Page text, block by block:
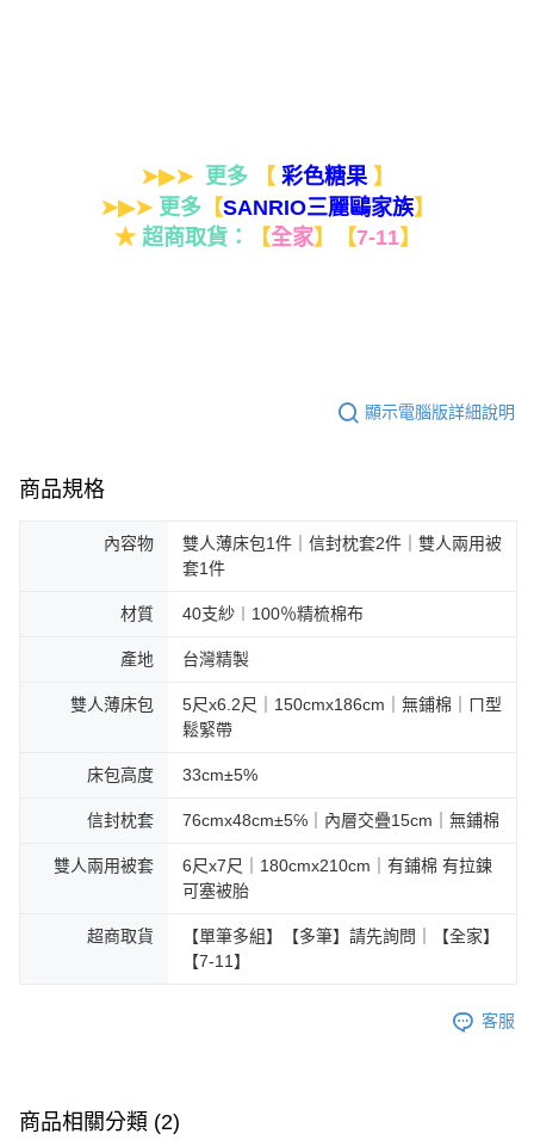
➤▶➤ 更多 【 彩色糖果 】
➤▶➤ 更多【SANRIO三麗鷗家族】
★ 超商取貨： 【全家】 【7-11】
顯示電腦版詳細說明
商品規格
內容物
雙人薄床包1件｜信封枕套2件｜雙人兩用被
套1件
材質 40支紗︱100％精梳棉布
產地 台灣精製
雙人薄床包
5尺x6.2尺｜150cmx186cm｜無鋪棉｜ㄇ型
鬆緊帶
床包高度 33cm±5%
信封枕套 76cmx48cm±5℅｜內層交疊15cm｜無鋪棉
雙人兩用被套
6尺x7尺｜180cmx210cm｜有鋪棉 有拉鍊
可塞被胎
超商取貨
【單筆多組】【多筆】請先詢問｜【全家】
【7-11】
客服
商品相關分類 (2)